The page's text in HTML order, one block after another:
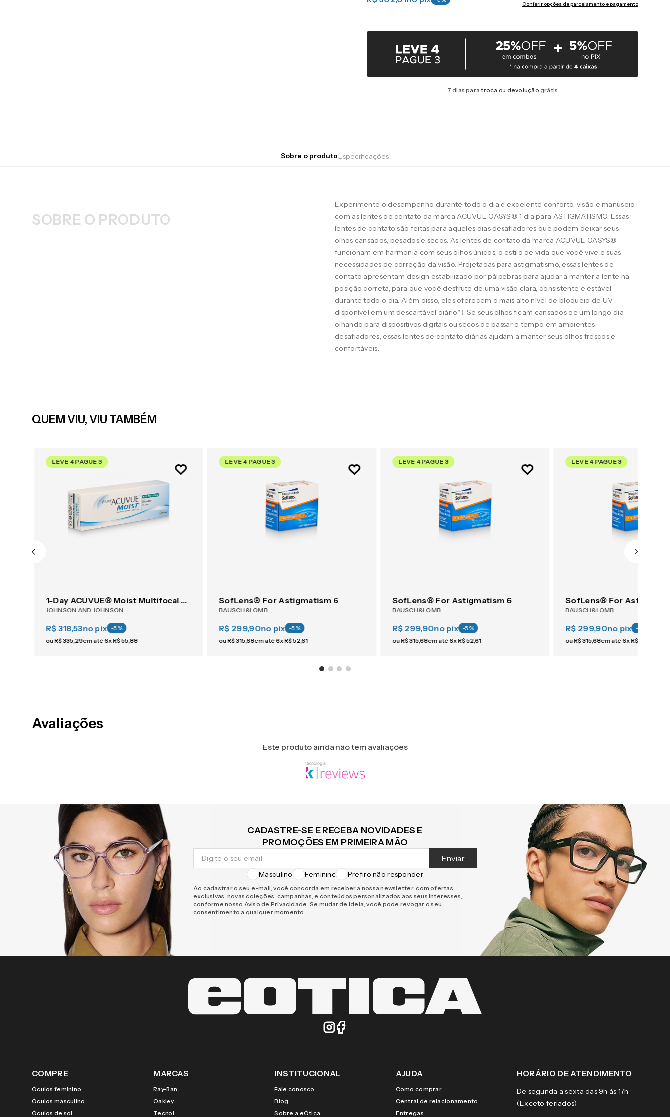
Conferir opções de parcelamento e pagamento
7 dias paratroca ou devolução grátis
Sobre o produtoEspecificações
SOBRE O PRODUTO
Experimente o desempenho durante todo o dia e excelente conforto, visão e manuseio
com as lentes de contato da marca ACUVUE OASYS® 1 dia para ASTIGMATISMO. Essas
lentes de contato são feitas para aqueles dias desafiadores que podem deixar seus
olhos cansados, pesados e secos. As lentes de contato da marca ACUVUE OASYS®
funcionam em harmonia com seus olhos únicos, o estilo de vida que você vive e suas
necessidades de correção da visão. Projetadas para astigmatismo, essas lentes de
contato apresentam design estabilizado por pálpebras para ajudar a manter a lente na
posição correta, para que você desfrute de uma visão clara, consistente e estável
durante todo o dia. Além disso, eles oferecem o mais alto nível de bloqueio de UV
disponível em um descartável diário.*‡ Se seus olhos ficam cansados de um longo dia
olhando para dispositivos digitais ou secos de passar o tempo em ambientes
desafiadores, essas lentes de contato diárias ajudam a manter seus olhos frescos e
confortáveis.
QUEM VIU, VIU TAMBÉM
LEVE 4 PAGUE 3
1-Day ACUVUE® Moist Multifocal 30
JOHNSON AND JOHNSON
R$ 318,53no pix -5%
ouR$335, 29em até6xR$55, 88
LEVE 4 PAGUE 3
SofLens® For Astigmatism 6
BAUSCH&LOMB
R$ 299,90no pix -5%
ouR$315,68em até6xR$52,61
LEVE 4 PAGUE 3
SofLens® For Astigmatism 6
BAUSCH&LOMB
R$ 299,90no pix -5%
ouR$315,68em até6xR$52,61
LEVE 4 PAGUE 3
SofLens® For
BAUSCH&LOMB
R$ 299,90no pix -5
ouR$315,68em até6xR$
Avaliações
Este produto ainda não tem avaliações
CADASTRE-SE E RECEBA NOVIDADES E
PROMOÇÕES EM PRIMEIRA MÃO
Enviar
Masculino Feminino Prefiro não responder
Ao cadastrar o seu e-mail, você concorda em receber a nossa newsletter, com ofertas
exclusivas, novas coleções, campanhas, e conteúdos personalizados aos seus interesses,
conforme nosso Aviso de Privacidade. Se mudar de ideia, você pode revogar o seu
consentimento a qualquer momento.
COMPRE
Óculos feminino
Óculos masculino
Óculos de sol
MARCAS
Ray-Ban
Oakley
Tecnol
INSTITUCIONAL
Fale conosco
Blog
Sobre a eÓtica
AJUDA
Como comprar
Central de relacionamento
Entregas
HORÁRIO DE ATENDIMENTO
De segunda a sexta das 9h às 17h
(Exceto feriados)